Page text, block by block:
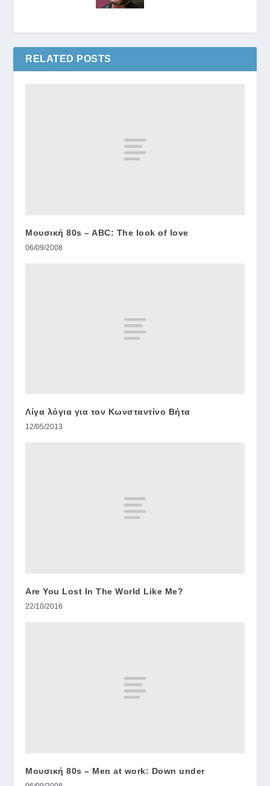
RELATED POSTS
Μουσική 80s – ABC: The look of love
06/09/2008
Λίγα λόγια για τον Κωνσταντίνο Βήτα
12/05/2013
Are You Lost In The World Like Me?
22/10/2016
Μουσική 80s – Men at work: Down under